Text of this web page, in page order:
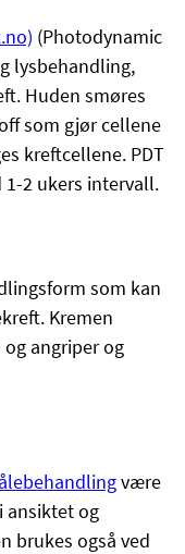
(Photodynamic
lysbehandling,
Huden smøres
som gjør cellene
kreftcellene. PDT
1-2 ukers intervall.
som kan
Kremen
angriper og
være
ansiktet og
brukes også ved